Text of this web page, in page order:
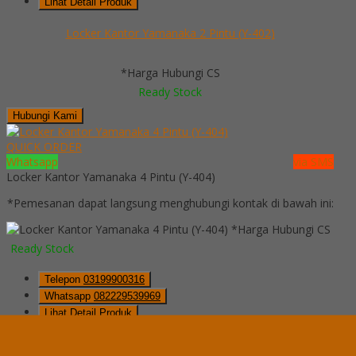
Locker Kantor Yamanaka 2 Pintu (Y-402)
*Harga Hubungi CS
Ready Stock
Hubungi Kami
QUICK ORDER
Whatsapp
via SMS
Locker Kantor Yamanaka 4 Pintu (Y-404)
*Pemesanan dapat langsung menghubungi kontak di bawah ini:
*Harga Hubungi CS
Ready Stock
Telepon 03199900316
Whatsapp 082229539969
Lihat Detail Produk